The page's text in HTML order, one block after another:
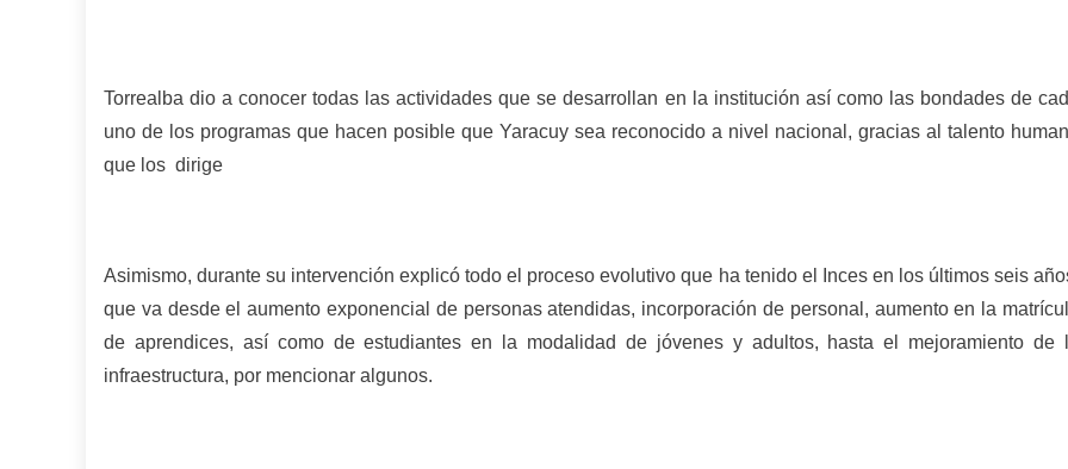
Torrealba dio a conocer todas las actividades que se desarrollan en la institución así como las bondades de
uno de los programas que hacen posible que Yaracuy sea reconocido a nivel nacional, gracias al talento
que los dirige
Asimismo, durante su intervención explicó todo el proceso evolutivo que ha tenido el Inces en los últimos seis
que va desde el aumento exponencial de personas atendidas, incorporación de personal, aumento en la
de aprendices, así como de estudiantes en la modalidad de jóvenes y adultos, hasta el mejoramiento de
infraestructura, por mencionar algunos.